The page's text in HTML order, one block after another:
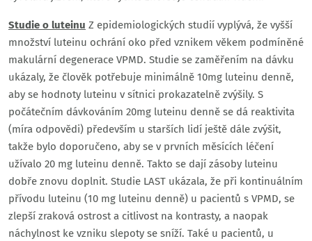
Studie o luteinu Z epidemiologických studií vyplývá, že vyšší
množství luteinu ochrání oko před vznikem věkem podmíněné
makulární degenerace VPMD. Studie se zaměřením na dávku
ukázaly, že člověk potřebuje minimálně 10mg luteinu denně,
aby se hodnoty luteinu v sítnici prokazatelně zvýšily. S
počátečním dávkováním 20mg luteinu denně se dá reaktivita
(míra odpovědi) především u starších lidí ještě dále zvýšit,
takže bylo doporučeno, aby se v prvních měsících léčení
užívalo 20 mg luteinu denně. Takto se dají zásoby luteinu
dobře znovu doplnit. Studie LAST ukázala, že při kontinuálním
přívodu luteinu (10 mg luteinu denně) u pacientů s VPMD, se
zlepší zraková ostrost a citlivost na kontrasty, a naopak
náchylnost ke vzniku slepoty se sníží. Také u pacientů, u